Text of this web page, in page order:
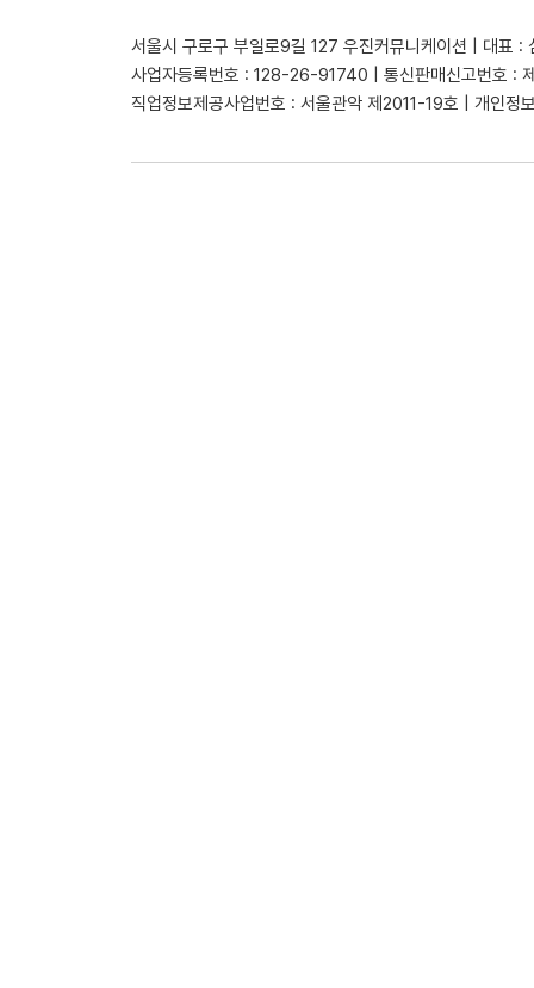
서울시 구로구 부일로9길 127 우진커뮤니케이션 | 대표 :
사업자등록번호 : 128-26-91740 | 통신판매신고번호 :
직업정보제공사업번호 : 서울관악 제2011-19호 | 개인정